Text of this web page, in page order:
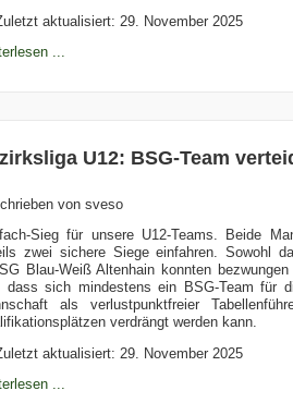
aktualisiert: 29. November 2025
...
U12: BSG-Team
von sveso
Sieg für unsere U12-Teams. Beide
zwei sichere Siege einfahren. Sowohl
Blau-Weiß Altenhain konnten
dass sich mindestens ein BSG-Team für
als verlustpunktfreier
verdrängt werden kann.
aktualisiert: 29. November 2025
...